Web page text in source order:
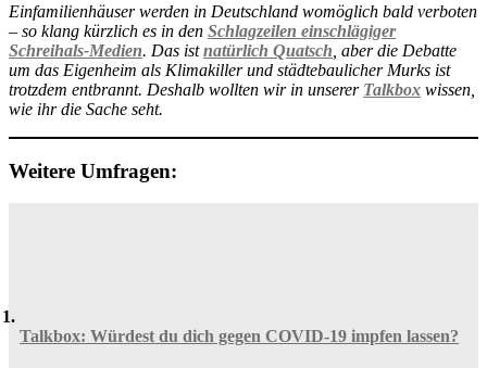
Einfamilienhäuser werden in Deutschland womöglich bald verboten
– so klang kürzlich es in den Schlagzeilen einschlägiger
Schreihals-Medien. Das istnatürlich Quatsch , aber die Debatte
um das Eigenheim als Klimakiller und städtebaulicher Murks ist
trotzdem entbrannt. Deshalb wollten wir in unserer Talkbox wissen,
wie ihr die Sache seht.
Weitere Umfragen:
Talkbox: Würdest du dich gegen COVID-19 impfen lassen?